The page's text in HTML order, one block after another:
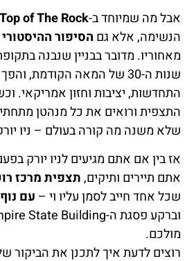
אבל מה שמיוחד ב-Top of The Rock
הנשימה, אלא גם הסיפור
מאחוריו. מדובר בבניין שנבנה
שנות ה-30 של המאה
התחדשות, יציבות וחזון אמריקאי.
התצפית ורואים את כל מנהטן
שלא משנה מה קורה בעולם – ניו
אז בין אם אתם מגיעים לניו יורק
אתם תיירים ותיקים,תצפית מרכז
שכל אחד חייב לסמן עליו וי – עם
מולכם.
רוצים לדעת איך לתכנן את הביקור